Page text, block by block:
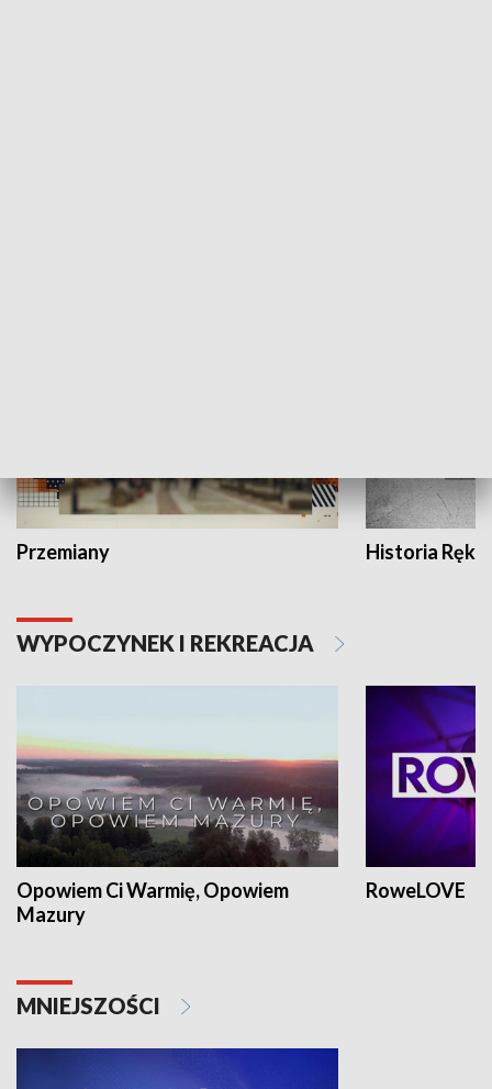
Przemiany Historia Ręką
WYPOCZYNEK I REKREACJA
Opowiem Ci Warmię, Opowiem
Mazury
RoweLOVE
MNIEJSZOŚCI